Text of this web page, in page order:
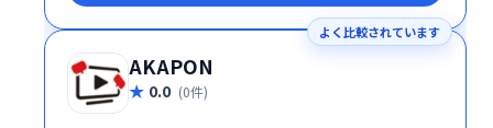
よく比較されています
AKAPON
0.0 (0件)